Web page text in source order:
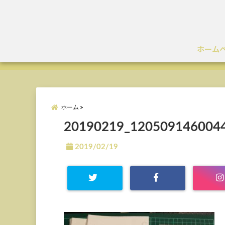
ホーム
ホーム
2019/02/19